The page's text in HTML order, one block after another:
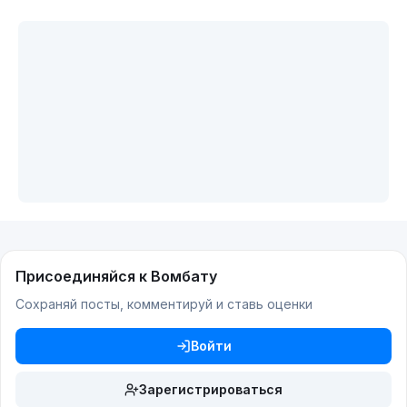
Присоединяйся к Вомбату
Сохраняй посты, комментируй и ставь оценки
Войти
Зарегистрироваться